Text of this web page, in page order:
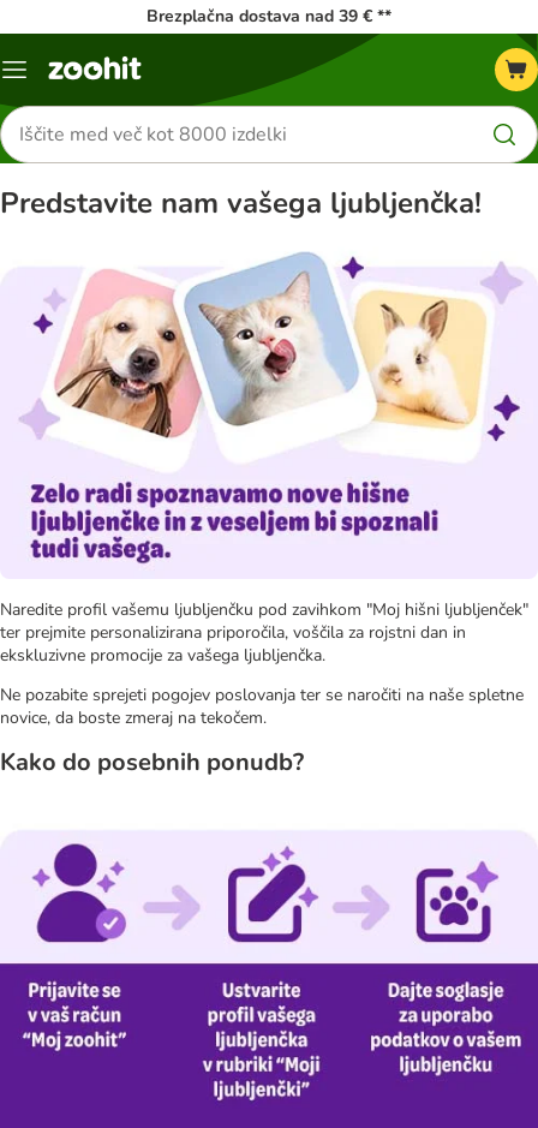
Brezplačna dostava nad 39 € **
Meni
Iskanje
izdelkov
Predstavite nam vašega ljubljenčka!
Naredite profil vašemu ljubljenčku pod zavihkom "Moj hišni ljubljenček"
ter prejmite personalizirana priporočila, voščila za rojstni dan in
ekskluzivne promocije za vašega ljubljenčka.
Ne pozabite sprejeti pogojev poslovanja ter se naročiti na naše spletne
novice, da boste zmeraj na tekočem.
Kako do posebnih ponudb?